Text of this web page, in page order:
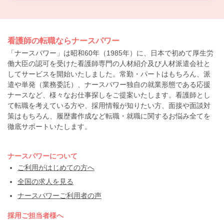
看護師の転職ならナースパワー
「ナースパワー」は昭和60年（1985年）に、日本で初めて厚生労
働大臣の認可を受けた看護師専門の人材紹介及び人材派遣会社と
してサービスを開始いたしました。常勤・パートはもちろん、派
遣や単発（業務委託）、ナースパワー独自の就業形態である応援
ナースなど、様々なお仕事探しをご提案いたします。看護師とし
て転職を考えている方や、採用情報が知りたい方、面接や面談対
策はもちろん、履歴書作成など転職・就職に関するお悩み全てを
徹底サポートいたします。
ナースパワーについて
ご利用がはじめての方へ
全国の求人を見る
ナースパワーご利用者の声
採用ご担当者様へ